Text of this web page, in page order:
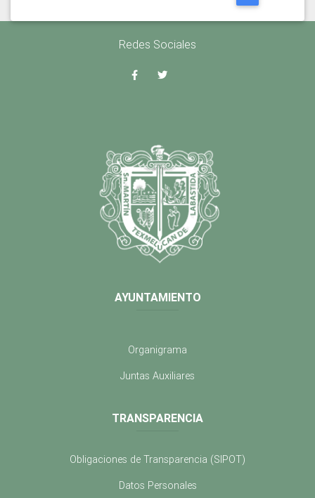
Redes Sociales
AYUNTAMIENTO
Organigrama
Juntas Auxiliares
TRANSPARENCIA
Obligaciones de Transparencia (SIPOT)
Datos Personales